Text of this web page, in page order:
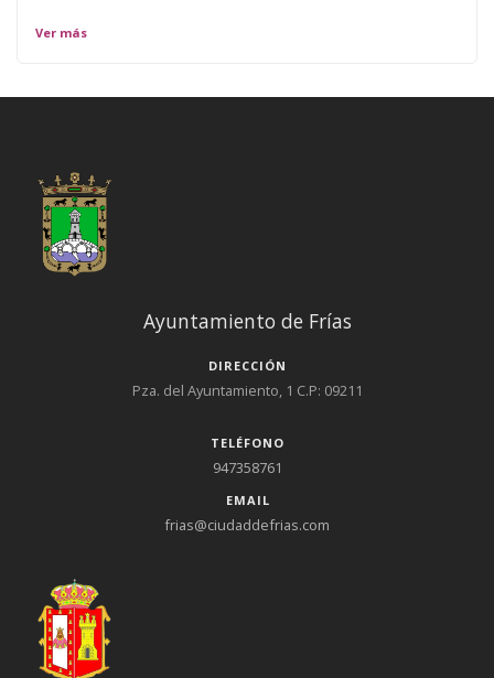
Ver más
Ayuntamiento de Frías
DIRECCIÓN
Pza. del Ayuntamiento, 1 C.P: 09211
TELÉFONO
947358761
EMAIL
frias@ciudaddefrias.com